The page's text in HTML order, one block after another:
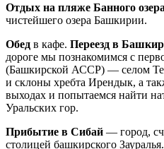
Отдых на пляже Банного озера
чистейшего озера Башкирии.
Обед в кафе. Переезд в
дороге мы познакомимся с
(Башкирской АССР) — селом
и склоны хребта Ирендык, а
выходах и попытаемся найти
Уральских гор.
Прибытие в Сибай — город,
столицей башкирского